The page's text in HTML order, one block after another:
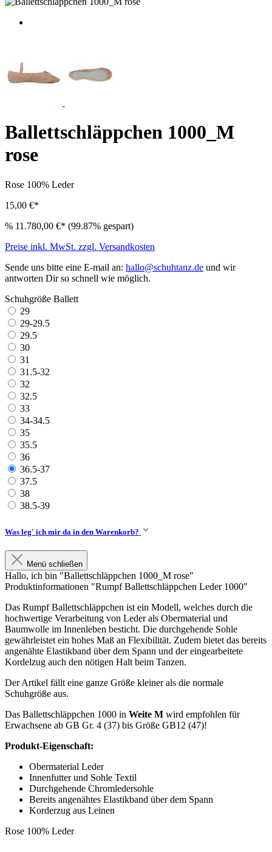
Ballettschläppchen 1000_M
rose
Rose 100% Leder
15,00 €*
% 11.780,00 €* (99.87% gespart)
Preise inkl. MwSt. zzgl. Versandkosten
Sende uns bitte eine E-mail an: hallo@schuhtanz.de und wir
antworten Dir so schnell wie möglich.
Schuhgröße Ballett
29
29-29.5
29.5
30
31
31.5-32
32
32.5
33
34-34.5
35
35.5
36
36.5-37
37.5
38
38.5-39
Was leg' ich mir da in den Warenkorb?
Menü schließen
Hallo, ich bin "Ballettschläppchen 1000_M rose"
Produktinformationen "Rumpf Ballettschläppchen Leder 1000"
Das Rumpf Ballettschläppchen ist ein Modell, welches durch die
hochwertige Verarbeitung von Leder als Obermaterial und
Baumwolle im Innenleben besticht. Die durchgehende Sohle
gewährleistet ein hohes Maß an Flexibilität. Zudem bietet das bereits
angenähte Elastikband über dem Spann und der eingearbeitete
Kordelzug auch den nötigen Halt beim Tanzen.
Der Artikel fällt eine ganze Größe kleiner als die normale
Schuhgröße aus.
Das Ballettschläppchen 1000 in Weite M wird empfohlen für
Erwachsene ab GB Gr. 4 (37) bis Größe GB12 (47)!
Produkt-Eigenschaft:
Obermaterial Leder
Innenfutter und Sohle Textil
Durchgehende Chromledersohle
Bereits angenähtes Elastikband über dem Spann
Korderzug aus Leinen
Rose 100% Leder